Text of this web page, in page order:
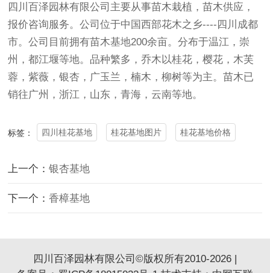
四川百泽园林有限公司主要从事苗木栽植，苗木供应，
报价咨询服务。公司位于中国西部花木之乡----四川成都
市。公司目前拥有苗木基地200余亩。分布于温江，崇
州，都江堰等地。品种繁多，乔木以桂花，樱花，木芙
蓉，紫薇 ，银杏，广玉兰，楠木，柳树等为主。苗木已
销往广州，浙江，山东，青海，云南等地。
标签： 四川桂花基地 桂花基地图片 桂花基地价格
上一个：银杏基地
下一个：香樟基地
四川百泽园林有限公司©版权所有2010-2026 |